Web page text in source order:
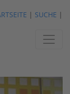
| SUCHE |